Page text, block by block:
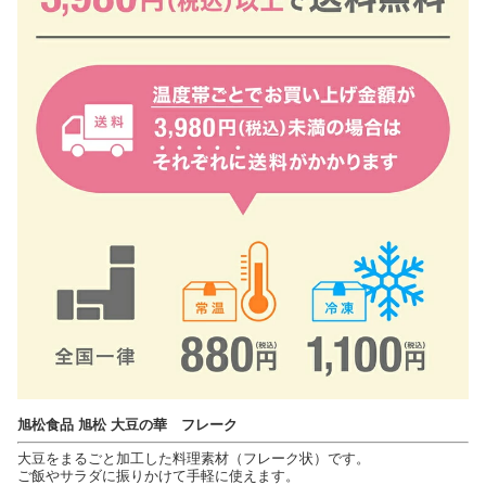
旭松食品 旭松 大豆の華 フレーク
大豆をまるごと加工した料理素材（フレーク状）です。
ご飯やサラダに振りかけて手軽に使えます。